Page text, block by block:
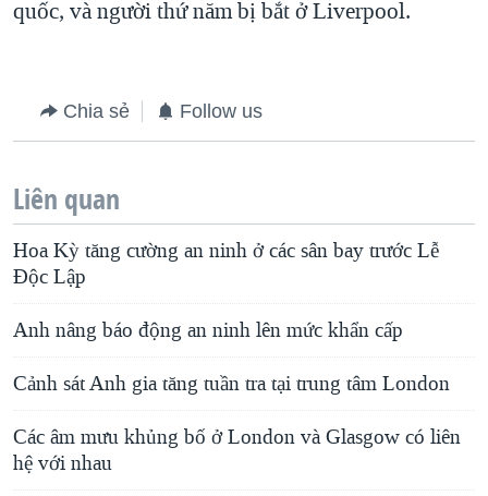
quốc, và người thứ năm bị bắt ở Liverpool.
Chia sẻ Follow us
Liên quan
Hoa Kỳ tăng cường an ninh ở các sân bay trước Lễ
Độc Lập
Anh nâng báo động an ninh lên mức khẩn cấp
Cảnh sát Anh gia tăng tuần tra tại trung tâm London
Các âm mưu khủng bố ở London và Glasgow có liên
hệ với nhau